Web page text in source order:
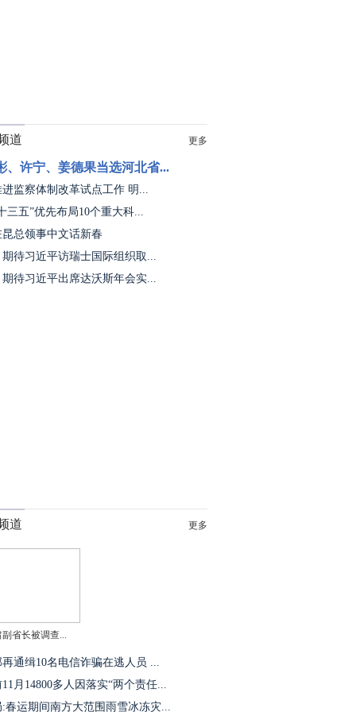
道 更多
、许宁、姜德果当选河北省...
监察体制改革试点工作 明...
三五”优先布局10个重大科...
总领事中文话新春
待习近平访瑞士国际组织取...
待习近平出席达沃斯年会实...
道 更多
省长被调查...
通缉10名电信诈骗在逃人员 ...
月14800多人因落实“两个责任...
春运期间南方大范围雨雪冰冻灾...